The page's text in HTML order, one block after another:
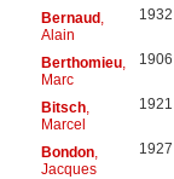
Bernaud,
Alain
1932
Berthomieu,
Marc
1906
Bitsch,
Marcel
1921
Bondon,
Jacques
1927